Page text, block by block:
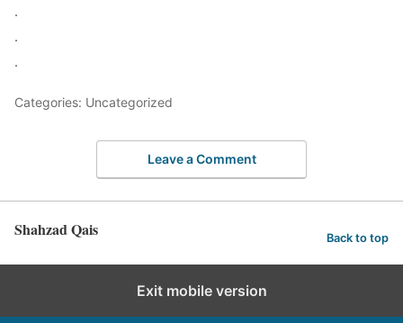
.
.
.
Categories: Uncategorized
Leave a Comment
Shahzad Qais Back to top
Exit mobile version